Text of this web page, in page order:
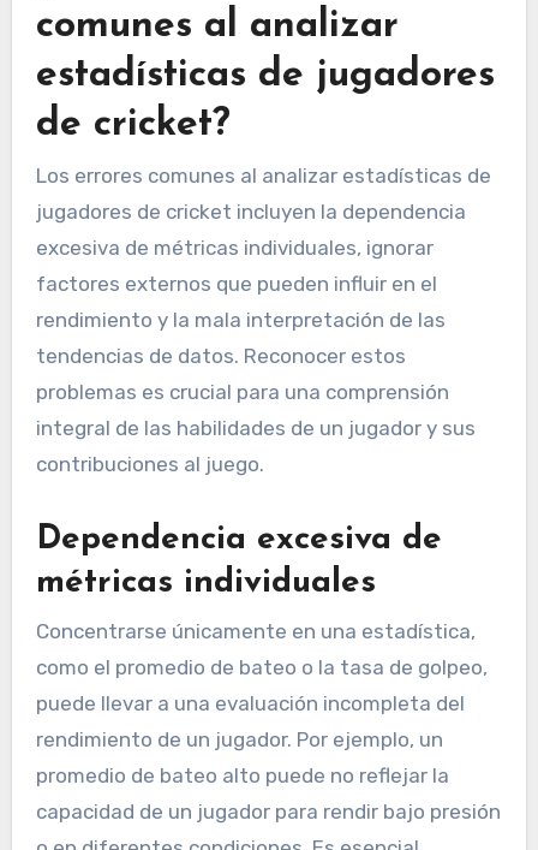
comunes al analizar
estadísticas de jugadores
de cricket?
Los errores comunes al analizar estadísticas de
jugadores de cricket incluyen la dependencia
excesiva de métricas individuales, ignorar
factores externos que pueden influir en el
rendimiento y la mala interpretación de las
tendencias de datos. Reconocer estos
problemas es crucial para una comprensión
integral de las habilidades de un jugador y sus
contribuciones al juego.
Dependencia excesiva de
métricas individuales
Concentrarse únicamente en una estadística,
como el promedio de bateo o la tasa de golpeo,
puede llevar a una evaluación incompleta del
rendimiento de un jugador. Por ejemplo, un
promedio de bateo alto puede no reflejar la
capacidad de un jugador para rendir bajo presión